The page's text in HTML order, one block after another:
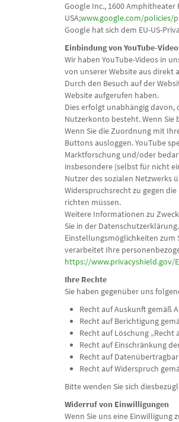
Google Inc., 1600 Amphitheater
USA;www.google.com/policies/
Google hat sich dem EU-US-
Einbindung von YouTube-
Wir haben YouTube-Videos in
von unserer Website aus direkt
Durch den Besuch auf der
Website aufgerufen haben.
Dies erfolgt unabhängig
Nutzerkonto besteht. Wenn
Wenn Sie die Zuordnung mit
Buttons ausloggen. YouTube
Marktforschung und/oder
insbesondere (selbst für nicht
Nutzer des sozialen Netzwerks
Widerspruchsrecht zu gegen
richten müssen.
Weitere Informationen zu
Sie in der
Einstellungsmöglichkeiten zum
verarbeitet Ihre
https://www.privacyshield.gov/
Ihre Rechte
Sie haben gegenüber uns
Recht auf Auskunft gemäß
Recht auf Berichtigung
Recht auf Löschung „Recht
Recht auf Einschränkung
Recht auf
Recht auf Widerspruch
Bitte wenden Sie sich
Widerruf von Einwilligungen
Wenn Sie uns eine Einwilligung